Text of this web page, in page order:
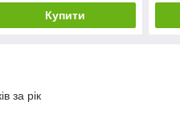
Купити
за рік